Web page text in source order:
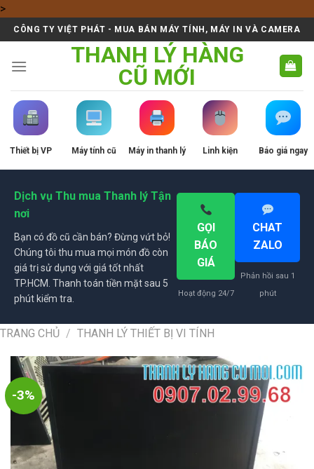
>Skip
to
content
CÔNG TY VIỆT PHÁT - MUA BÁN MÁY TÍNH, MÁY IN VÀ CAMERA
THANH LÝ HÀNG
CŨ MỚI
Thiết bị VP Máy tính cũ Máy in thanh lý Linh kiện Báo giá ngay
Dịch vụ Thu mua Thanh lý Tận
nơi
Bạn có đồ cũ cần bán? Đừng vứt bỏ!
Chúng tôi thu mua mọi món đồ còn
giá trị sử dụng với giá tốt nhất
TP.HCM. Thanh toán tiền mặt sau 5
phút kiểm tra.
GỌI
BÁO
GIÁ
Hoạt động 24/7
CHAT
ZALO
Phản hồi sau 1
phút
TRANG CHỦ / THANH LÝ THIẾT BỊ VI TÍNH
-3%